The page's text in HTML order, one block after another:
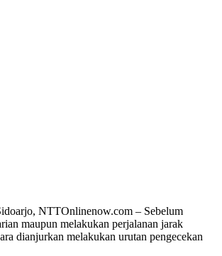
NTTOnlinenow.com – Sebelum
maupun melakukan perjalanan jarak
dianjurkan melakukan urutan pengecekan